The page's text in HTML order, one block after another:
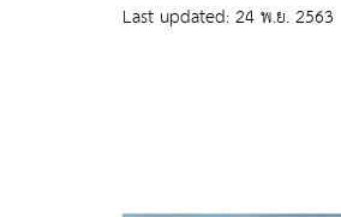
Last updated: 24 พ.ย. 2563